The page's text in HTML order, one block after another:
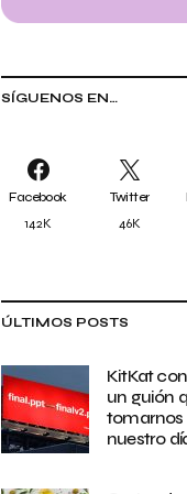
SÍGUENOS EN…
Facebook
142K
Twitter
46K
ÚLTIMOS POSTS
KitKat
un guión
tomarnos
nuestro